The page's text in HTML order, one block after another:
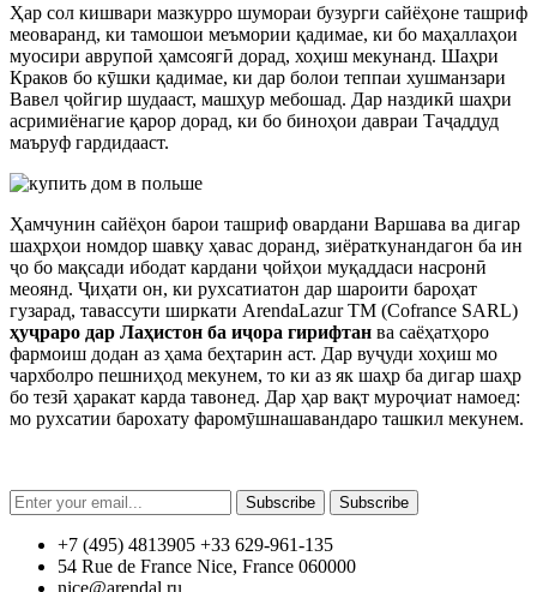
Ҳар сол кишвари мазкурро шумораи бузурги сайёҳоне ташриф
меоваранд, ки тамошои меъмории қадимае, ки бо маҳаллаҳои
муосири аврупоӣ ҳамсоягӣ дорад, хоҳиш мекунанд. Шаҳри
Краков бо кӯшки қадимае, ки дар болои теппаи хушманзари
Вавел ҷойгир шудааст, машҳур мебошад. Дар наздикӣ шаҳри
асримиёнагие қарор дорад, ки бо биноҳои давраи Таҷаддуд
маъруф гардидааст.
Ҳамчунин сайёҳон барои ташриф овардани Варшава ва дигар
шаҳрҳои номдор шавқу ҳавас доранд, зиёраткунандагон ба ин
ҷо бо мақсади ибодат кардани ҷойҳои муқаддаси насронӣ
меоянд. Ҷиҳати он, ки рухсатиатон дар шароити бароҳат
гузарад, тавассути ширкати ArendaLazur TM (Cofrance SARL)
ҳуҷраро дар Лаҳистон ба иҷора гирифтан ва саёҳатҳоро
фармоиш додан аз ҳама беҳтарин аст. Дар вуҷуди хоҳиш мо
чархболро пешниҳод мекунем, то ки аз як шаҳр ба дигар шаҳр
бо тезӣ ҳаракат карда тавонед. Дар ҳар вақт муроҷиат намоед:
мо рухсатии барохату фаромӯшнашавандаро ташкил мекунем.
Subscribe Subscribe
+7 (495) 4813905 +33 629-961-135
54 Rue de France Nice, France 060000
nice@arendal.ru